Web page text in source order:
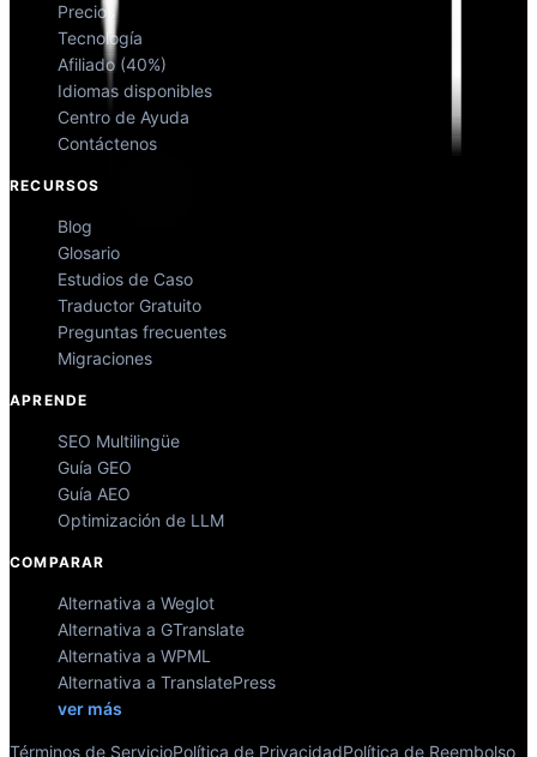
Precios
Tecnología
Afiliado (40%)
Idiomas disponibles
Centro de Ayuda
Contáctenos
RECURSOS
Blog
Glosario
Estudios de Caso
Traductor Gratuito
Preguntas frecuentes
Migraciones
APRENDE
SEO Multilingüe
Guía GEO
Guía AEO
Optimización de LLM
COMPARAR
Alternativa a Weglot
Alternativa a GTranslate
Alternativa a WPML
Alternativa a TranslatePress
ver más
Términos de ServicioPolítica de PrivacidadPolítica de Reembolso